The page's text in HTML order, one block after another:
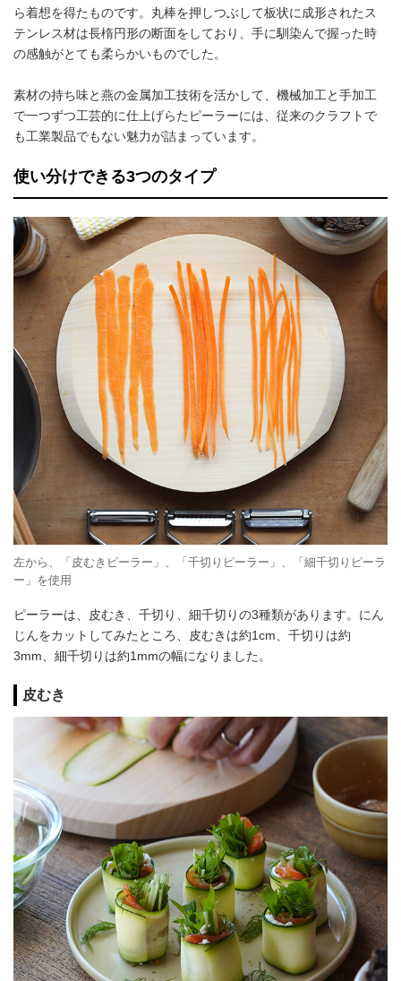
ら着想を得たものです。丸棒を押しつぶして板状に成形されたス
テンレス材は長楕円形の断面をしており、手に馴染んで握った時
の感触がとても柔らかいものでした。
素材の持ち味と燕の金属加工技術を活かして、機械加工と手加工
で一つずつ工芸的に仕上げらたピーラーには、従来のクラフトで
も工業製品でもない魅力が詰まっています。
使い分けできる3つのタイプ
左から、「皮むきピーラー」、「千切りピーラー」、「細千切りピーラ
ー」を使用
ピーラーは、皮むき、千切り、細千切りの3種類があります。にん
じんをカットしてみたところ、皮むきは約1cm、千切りは約
3mm、細千切りは約1mmの幅になりました。
皮むき